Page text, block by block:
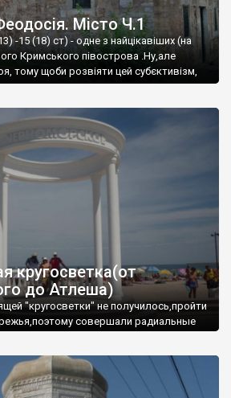
Місто Ч.1
-15 (18) ст) - одне з найцікавіших (на
Кримського півострова .Ну,але
тому щоби розвіяти цей субєктивізм,
це
кругосветка(от
до Атлеша)
"кругосветки" не получилось,пройти
совершали радиальные